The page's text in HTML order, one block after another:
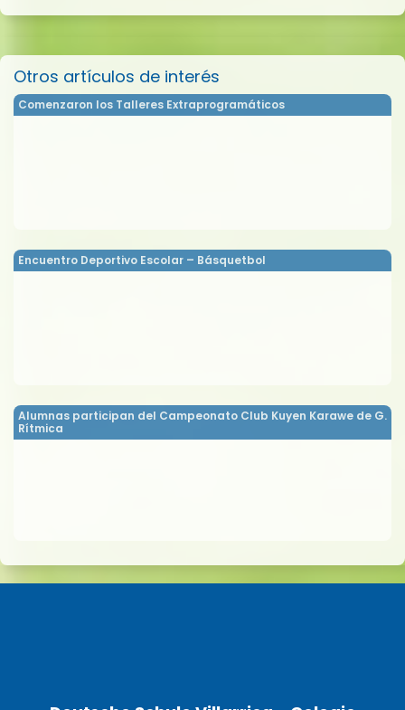
Otros artículos de interés
Comenzaron los Talleres Extraprogramáticos
Encuentro Deportivo Escolar – Básquetbol
Alumnas participan del Campeonato Club Kuyen Karawe de G.
Rítmica